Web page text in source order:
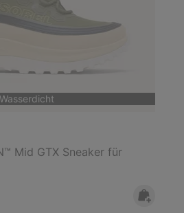
Wasserdicht
Mid GTX Sneaker für